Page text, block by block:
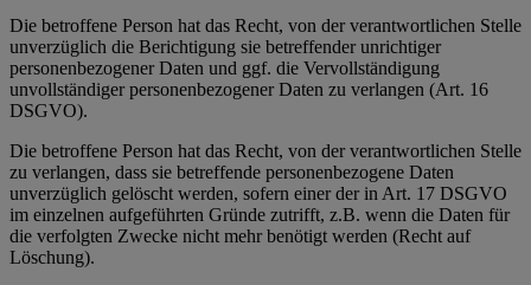
Die betroffene Person hat das Recht, von der verantwortlichen Stelle
unverzüglich die Berichtigung sie betreffender unrichtiger
personenbezogener Daten und ggf. die Vervollständigung
unvollständiger personenbezogener Daten zu verlangen (Art. 16
DSGVO).
Die betroffene Person hat das Recht, von der verantwortlichen Stelle
zu verlangen, dass sie betreffende personenbezogene Daten
unverzüglich gelöscht werden, sofern einer der in Art. 17 DSGVO
im einzelnen aufgeführten Gründe zutrifft, z.B. wenn die Daten für
die verfolgten Zwecke nicht mehr benötigt werden (Recht auf
Löschung).